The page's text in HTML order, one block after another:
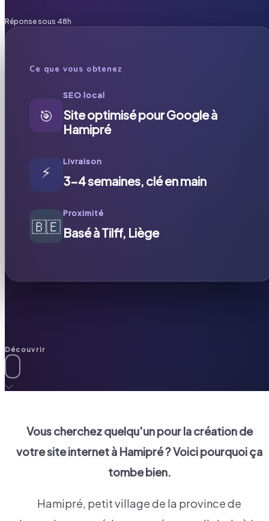
Réponse sous 48h
Ce que vous obtenez
🎯
SEO local
Site optimisé pour Google à
Hamipré
⚡
Livraison
3-4 semaines, clé en main
🇧🇪
Proximité
Basé à Tilff, Liège
Découvrir
Vous cherchez quelqu'un pour la création de
votre site internet à Hamipré? Voici pourquoi ça
tombe bien.
Hamipré, petit village de la province de